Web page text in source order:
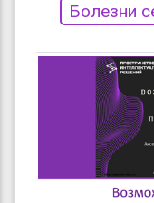
Болезни